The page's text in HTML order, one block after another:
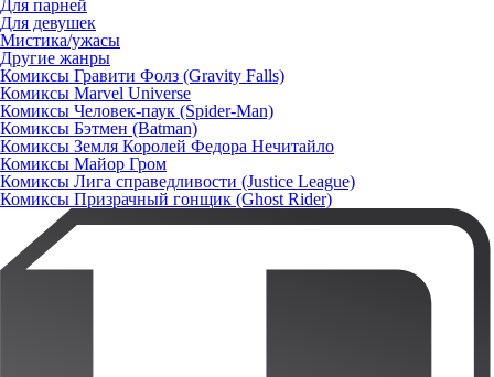
Для парней
Для девушек
Мистика/ужасы
Другие жанры
Комиксы Гравити Фолз (Gravity Falls)
Комиксы Marvel Universe
Комиксы Человек-паук (Spider-Man)
Комиксы Бэтмен (Batman)
Комиксы Земля Королей Федора Нечитайло
Комиксы Майор Гром
Комиксы Лига справедливости (Justice League)
Комиксы Призрачный гонщик (Ghost Rider)